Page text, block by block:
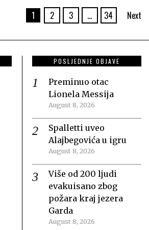
1 2 3 … 34 Next
POSLJEDNJE OBJAVE
Preminuo otac
Lionela Messija
August 8, 2026
Spalletti uveo
Alajbegovića u igru
August 8, 2026
Više od 200 ljudi
evakuisano zbog
požara kraj jezera
Garda
August 8, 2026